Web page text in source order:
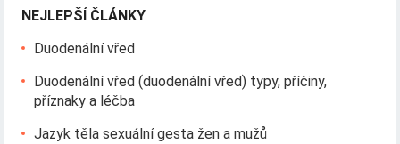
NEJLEPŠÍ ČLÁNKY
Duodenální vřed
Duodenální vřed (duodenální vřed) typy, příčiny,
příznaky a léčba
Jazyk těla sexuální gesta žen a mužů